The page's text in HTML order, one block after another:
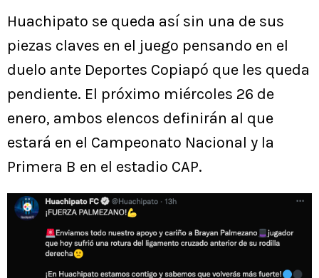
Huachipato se queda así sin una de sus
piezas claves en el juego pensando en el
duelo ante Deportes Copiapó que les queda
pendiente. El próximo miércoles 26 de
enero, ambos elencos definirán al que
estará en el Campeonato Nacional y la
Primera B en el estadio CAP.